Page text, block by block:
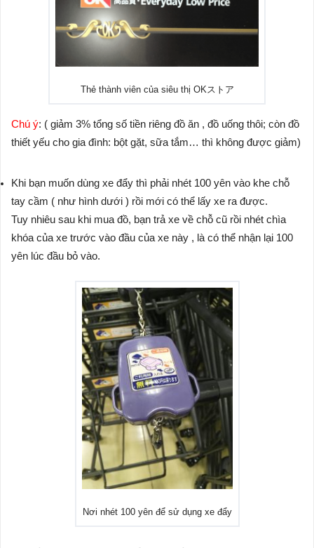
Thẻ thành viên của siêu thị OKストア
Chú ý: ( giảm 3% tổng số tiền riêng đồ ăn , đồ uống thôi; còn đồ
thiết yếu cho gia đình: bột gặt, sữa tắm… thì không được giảm)
Khi bạn muốn dùng xe đẩy thì phải nhét 100 yên vào khe chỗ
tay cầm ( như hình dưới ) rồi mới có thể lấy xe ra được.
Tuy nhiêu sau khi mua đồ, bạn trả xe về chỗ cũ rồi nhét chìa
khóa của xe trước vào đầu của xe này , là có thể nhận lại 100
yên lúc đầu bỏ vào.
Nơi nhét 100 yên để sử dụng xe đẩy